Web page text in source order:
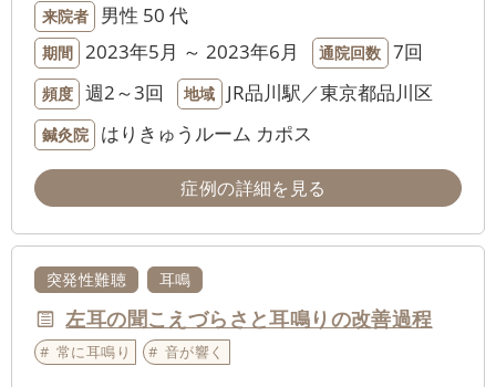
来院者 男性 50 代
期間 2023年5月 ～ 2023年6月 通院回数 7回
頻度 週2～3回 地域 JR品川駅／東京都品川区
鍼灸院 はりきゅうルーム カポス
症例の詳細を見る
突発性難聴 耳鳴
左耳の聞こえづらさと耳鳴りの改善過程
常に耳鳴り 音が響く